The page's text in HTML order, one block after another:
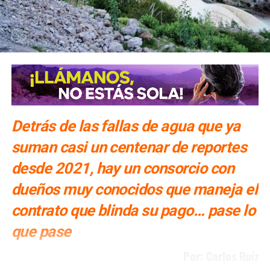
Detrás de las fallas de agua que ya
suman casi un centenar de reportes
desde 2021, hay un consorcio con
dueños muy conocidos que maneja el
contrato que blinda su pago… pase lo
que pase